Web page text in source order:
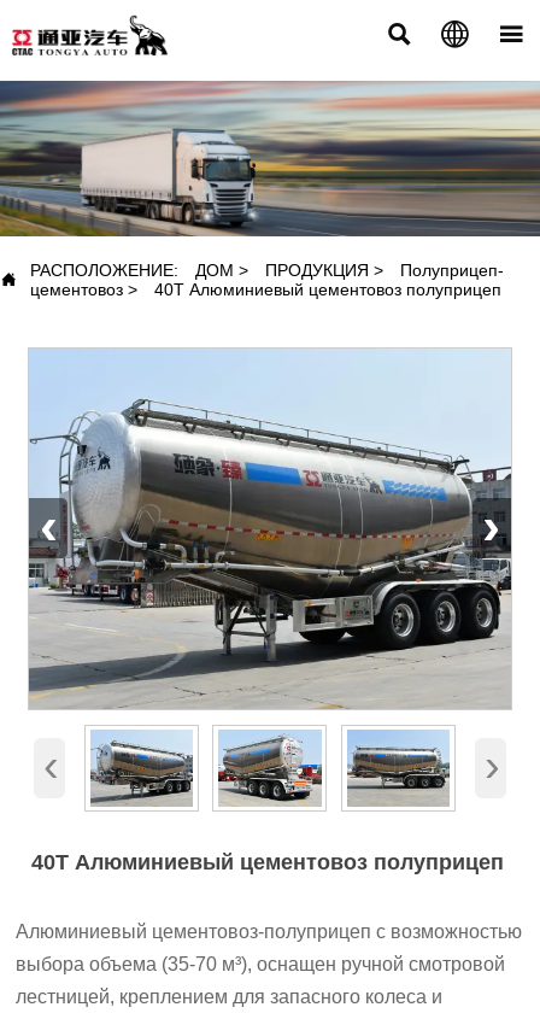
  
ПРОДУКЦИЯ
 РАСПОЛОЖЕНИЕ: ДОМ > ПРОДУКЦИЯ >
Полуприцеп-
цементовоз > 40T Алюминиевый цементовоз полуприцеп
‹ ›
‹ ›
40T Алюминиевый цементовоз полуприцеп
Алюминиевый цементовоз-полуприцеп с возможностью
выбора объема (35-70 м³), оснащен ручной смотровой
лестницей, креплением для запасного колеса и